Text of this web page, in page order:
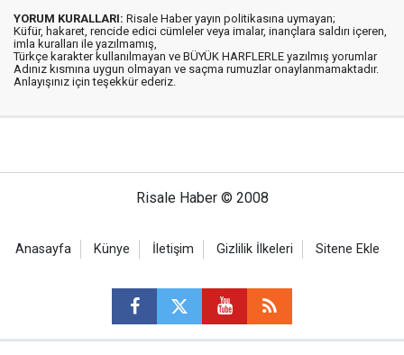
YORUM KURALLARI: Risale Haber yayın politikasına uymayan;
Küfür, hakaret, rencide edici cümleler veya imalar, inançlara saldırı içeren,
imla kuralları ile yazılmamış,
Türkçe karakter kullanılmayan ve BÜYÜK HARFLERLE yazılmış yorumlar
Adınız kısmına uygun olmayan ve saçma rumuzlar onaylanmamaktadır.
Anlayışınız için teşekkür ederiz.
Risale Haber © 2008
Anasayfa Künye İletişim Gizlilik İlkeleri Sitene Ekle